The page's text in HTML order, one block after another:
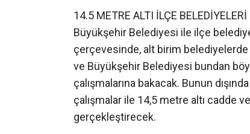
14.5 METRE ALTI İLÇE BELEDİYELERİ
Büyükşehir Belediyesi ile ilçe
çerçevesinde, alt birim belediyelerde
ve Büyükşehir Belediyesi bundan
çalışmalarına bakacak. Bunun
çalışmalar ile 14,5 metre altı cadde
gerçekleştirecek.